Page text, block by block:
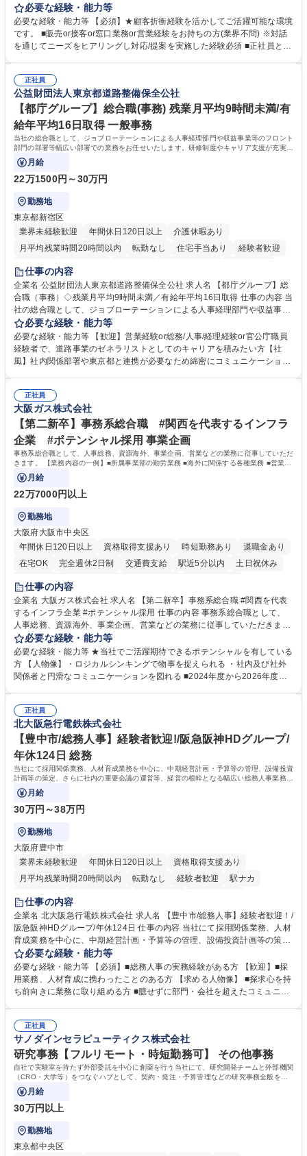
事していただきます。 ■窓口/後方/ロビーにて事務手続等の受付・オペレ
ーション、お客様対応 ■窓口にて、ご来店された個人のお客様に対して金
融商品のご提案 ■効率的な事務運用の検討・構築等 ≪業務紹介：ご応募前
に必ずご覧ください≫ ※記事 https://www.mysite.bk.mufg.jp/career/circle/
必要な経験・能力等
必要な経験・能力等 【必須】★顧客折衝経験を活かしてご活躍可能な環境
です。 ■販売or接客or窓口業務or営業経験をお持ちの方(業界不問) ※対話
を通じてニーズをヒアリングし対応/提案を実施した経験必須 ■正社員とし
るので安心して入行いただけます。 幅広いキャリアの選択肢があり、公募
や社内副業等を活用し、 一人ひとりが挑戦できるカルチャーが浸透してい
ます。 学歴・資格 学歴：大学院 大学 高専 短大 専修学校 高校 語学力：
資格：
正社員
公益財団法人東京都道路整備保全公社
【都庁グループ】総合職(事務) 残業月平均9時間未満/有
給年平均16日取得 一般事務
当社の総合職として、ジョブローテーションによる人事経理部門や収益事業等のフロント
部門の部署等幅広い部署での業務をお任せいたします。研修制度やキャリア支援が充実し
ております！ ※下記業務詳細
月給
22万1500円～30万円
勤務地
東京都新宿区
業界未経験歓迎
年間休日120日以上
介護休暇あり
月平均残業時間20時間以内
転勤なし 住宅手当あり
経験者歓迎
研修あり
退職金あり
駅近5分以内
資格取得手当あり 食事補助あり
仕事の内容
企業名 公益財団法人東京都道路整備保全公社 求人名 【都庁グループ】総
合職（事務）◇残業月平均9時間未満／有給年平均16日取得 仕事の内容 当
社の総合職として、ジョブローテーションによる人事経理部門や収益事業
等のフロント部門の部署等幅広い部署での業務をお任せいたします。研修
制度やキャリア支援が充実しております！ ※下記業務詳細 【業務詳細】■
管理部門：広報、人事、経理など当公社の運営に係る管理業務 ■収益部
門：駐車場の新規開拓、管理運営、新宿駅西口広場の「イベントコーナ
道路施設や道路工事現場の見学ツアー事業 ※入社後は上記いずれかの部門
へ配属。※業務内容変更の範囲：会社の定める業務 募集職種 【都庁グル
ープ】総合職（事務）◇残業月平均9時間未満／有給年平均16日取得
必要な経験・能力等
必要な経験・能力等 【歓迎】営業経験or総務/人事/経理経験or官公庁職員
経験者で、道路事業のゼネラリストとしてのキャリアを積みたい方【社
風】社内関係部署や東京都と連携が必要なため綿密にコミュニケーション
部門など多岐に渡る業務を経験できます。 ■様々なプロジェクト：駐車場
事業の他、新宿駅西口広場内に設置された照明を兼ねた広告「ブライトサ
イン」の管理運営を行うなど、事業収益を生み出す活動を積極的に行って
います。 学歴・資格 学歴：大学院 大学 高専 短大 専修学校 高校 語学力：
資格：
正社員
大阪ガス株式会社
【第二新卒】事務系総合職 #関西を代表するインフラ
企業 #ポテンシャル採用 事業企画
事務系総合職として、人事総務、資源海外、事業企画、営業などの業務に従事していただ
きます。 【業務内容の一例】■所属事業部の勤労業務 ■海外に関係する各種業務 ■営業部
門の企画スタッフ、ルート営業
月給
22万7000円以上
勤務地
大阪府大阪市中央区
年間休日120日以上
資格取得支援あり 時短勤務あり
退職金あり
在宅OK
完全週休2日制 交通費支給 駅近5分以内
土日祝休み
服装自由
第二新卒歓迎
仕事の内容
企業名 大阪ガス株式会社 求人名 【第二新卒】事務系総合職 #関西を代表
するインフラ企業 #ポテンシャル採用 仕事の内容 事務系総合職として、
人事総務、資源海外、事業企画、営業などの業務に従事していただきま
す。 【業務内容の一例】■所属事業部の勤労業務 ■海外に関係する各種業
務 ■営業部門の企画スタッフ、ルート営業 【キャリアパス】入社後の配属
ポジションで一定期間ご活躍頂いた後、本人の適性及び将来のキャリアを
鑑みてジョブローテーションを行います。 【育成】OJTでの現場育成や研
表するインフラ企業 #ポテンシャル採用
必要な経験・能力等
必要な経験・能力等 ★当社でご活躍期待できるポテンシャルを有している
方 【人物像】・ロジカルシンキングで物事を捉えられる ・社内及び社外
関係者と円滑なコミュニケーションを図れる ■2024年度から2026年度ま
72.html ■エネルギーセキュリティの不安定化や気候変動による自然災害の
甚大化など、これまで以上に社会課題解決の重要性が高まっています。
「未来の日常」の創造に向けて持続可能な社会の実現に貢献してまいりま
す。 学歴・資格 学歴：大学院 大学 語学力： 資格：
正社員
北大阪急行電鉄株式会社
【豊中市/総務人事】経験者歓迎!/阪急阪神HDグループ/
年休124日 総務
当社にて採用関係業務、人材育成業務を中心に、中期経営計画・予算等の管理、設備投資
計画等の策定、さらに社内の重要会議の運営等、経営の根幹となる幅広い総務人事業務全
般を担当していただきます。
月給
30万円～38万円
勤務地
大阪府豊中市
業界未経験歓迎
年間休日120日以上
資格取得支援あり
月平均残業時間20時間以内
転勤なし 経験者歓迎
駅ナカ
退職金あり
土日祝休み
服装自由 昼食補助あり 食事補助あり
仕事の内容
企業名 北大阪急行電鉄株式会社 求人名 【豊中市/総務人事】経験者歓迎！/
阪急阪神HDグループ/年休124日 仕事の内容 当社にて採用関係業務、人材
育成業務を中心に、中期経営計画・予算等の管理、設備投資計画等の策
定、さらに社内の重要会議の運営等、経営の根幹となる幅広い総務人事業
務全般を担当していただきます。 【主な業務内容】 ■採用関係業務および
人材育成(社員研修)業務の推進 ■中期経営計画および予算等の管理 ■設備
投資計画等の策定 ■社内の重要会議の運営 ■その他総務人事業務全般 【入
務人事】経験者歓迎！/阪急阪神HDグループ/年休124日
必要な経験・能力等
必要な経験・能力等 【必須】■総務人事の実務経験がある方 【歓迎】■採
用業務、人材育成に携わったことのある方 【求める人物像】 ■探求心を持
ち前向きに業務に取り組める方 ■臆せずに部門・会社を超えたコミュニケ
囲のメンバーと協調しつつ主体性を持って能動的に業務を推進できる方 学
歴・資格 学歴：大学院 大学 高専 短大 専修学校 高校 語学力： 資格：
正社員
サノダインセラピューティクス株式会社
研究事務【フルリモート・時短勤務可】 その他事務
自社で実験室を持たず外部委託を中心に創薬を行う当社にて、研究開発チームと外部機関
（CRO・大学等）をつなぐハブとして、契約・発注・予算管理などの研究事務全般をお
任せします。
月給
30万円以上
勤務地
東京都中央区